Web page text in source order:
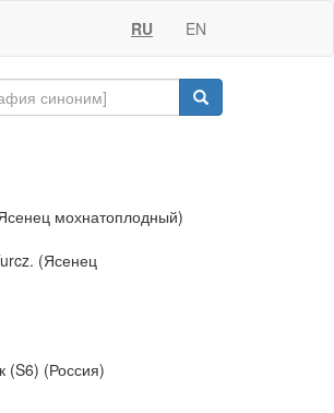
RU EN
мохнатоплодный)
(Ясенец
(S6) (Россия)